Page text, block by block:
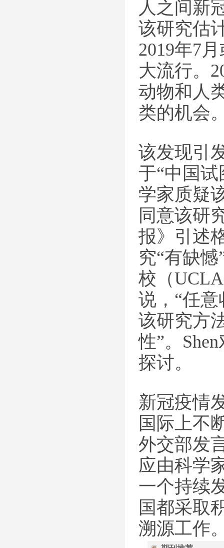
人之间新
该研究估
2019年7
大流行。
动物和人
类的机会
该发现引
于“中国
学家质疑
同意该研
报》引述
究“有缺
校（
说，“任
该研究方
性”。
探讨。
新冠疫情
国际上不
外交部发
应由科学
一个持续
国都采取
溯源工作